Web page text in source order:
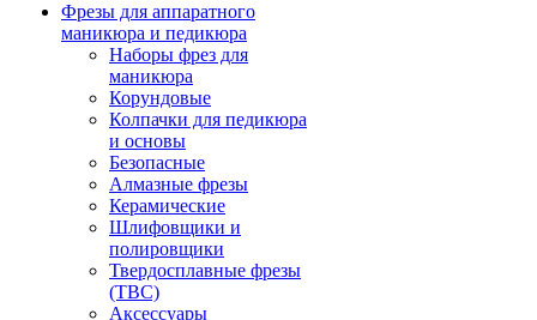
Фрезы для аппаратного
маникюра и педикюра
Наборы фрез для
маникюра
Корундовые
Колпачки для педикюра
и основы
Безопасные
Алмазные фрезы
Керамические
Шлифовщики и
полировщики
Твердосплавные фрезы
(ТВС)
Аксессуары